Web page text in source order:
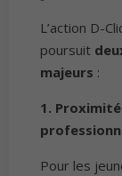
L’action D-
poursuit
majeurs :
1.
Pour les